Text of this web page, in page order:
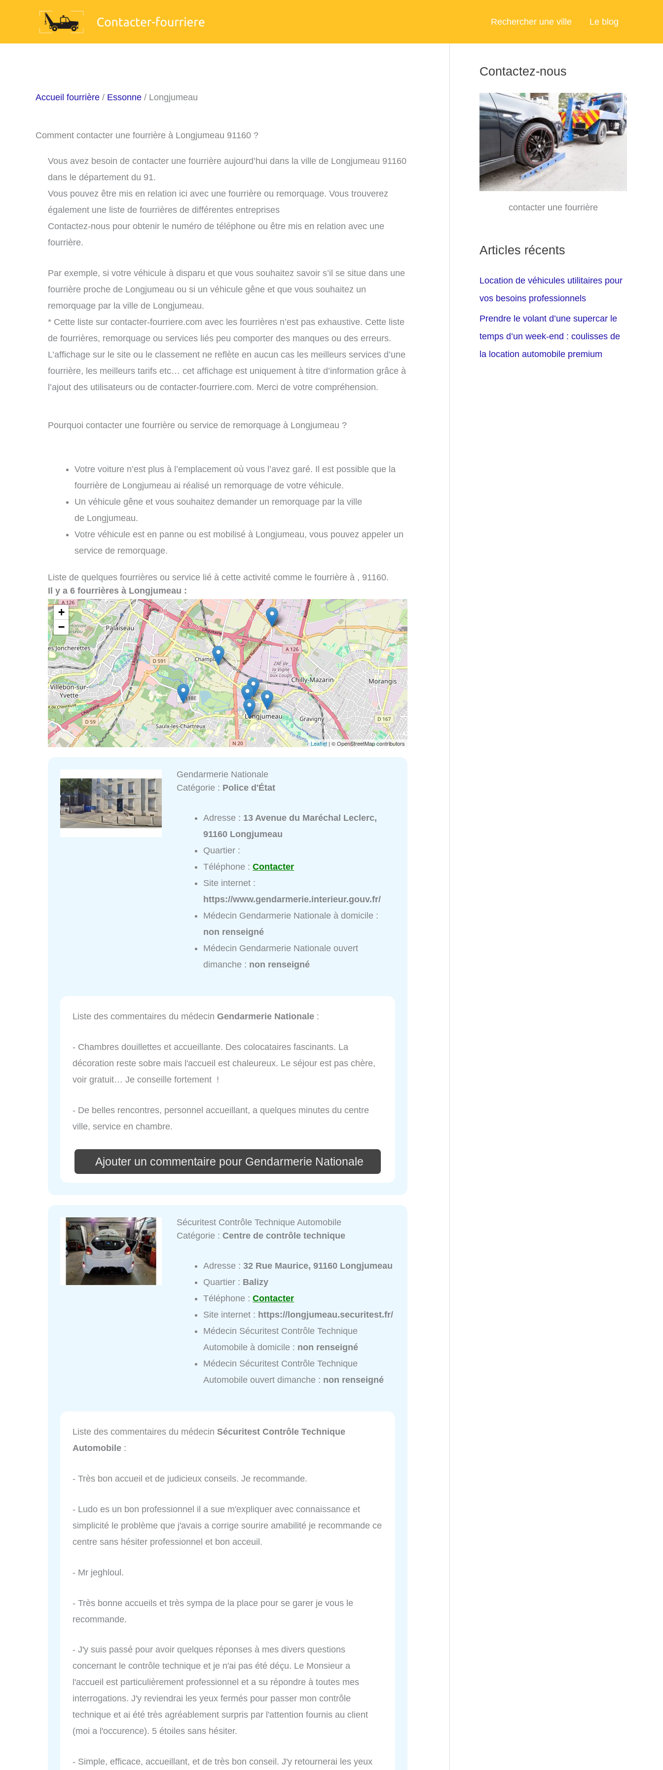
Rechercher une ville Le blog
Accueil fourrière / Essonne / Longjumeau
Comment contacter une fourrière à Longjumeau 91160 ?
Vous avez besoin de contacter une fourrière aujourd’hui dans la ville de Longjumeau 91160
dans le département du 91.
Vous pouvez être mis en relation ici avec une fourrière ou remorquage. Vous trouverez
également une liste de fourrières de différentes entreprises
Contactez-nous pour obtenir le numéro de téléphone ou être mis en relation avec une
fourrière.
Par exemple, si votre véhicule à disparu et que vous souhaitez savoir s’il se situe dans une
fourrière proche de Longjumeau ou si un véhicule gêne et que vous souhaitez un
remorquage par la ville de Longjumeau.
* Cette liste sur contacter-fourriere.com avec les fourrières n’est pas exhaustive. Cette liste
de fourrières, remorquage ou services liés peu comporter des manques ou des erreurs.
L’affichage sur le site ou le classement ne reflète en aucun cas les meilleurs services d’une
fourrière, les meilleurs tarifs etc… cet affichage est uniquement à titre d’information grâce à
l’ajout des utilisateurs ou de contacter-fourriere.com. Merci de votre compréhension.
Pourquoi contacter une fourrière ou service de remorquage à Longjumeau ?
Votre voiture n’est plus à l’emplacement où vous l’avez garé. Il est possible que la
fourrière de Longjumeau ai réalisé un remorquage de votre véhicule.
Un véhicule gêne et vous souhaitez demander un remorquage par la ville
de Longjumeau.
Votre véhicule est en panne ou est mobilisé à Longjumeau, vous pouvez appeler un
service de remorquage.
Liste de quelques fourrières ou service lié à cette activité comme le fourrière à , 91160.
Il y a 6 fourrières à Longjumeau :
+
−
Leaflet | © OpenStreetMap contributors
Gendarmerie Nationale
Catégorie : Police d'État
Adresse : 13 Avenue du Maréchal Leclerc,
91160 Longjumeau
Quartier :
Téléphone :Contacter
Site internet :
https://www.gendarmerie.interieur.gouv.fr/
Médecin Gendarmerie Nationale à domicile :
non renseigné
Médecin Gendarmerie Nationale ouvert
dimanche : non renseigné
Liste des commentaires du médecin Gendarmerie Nationale :
- Chambres douillettes et accueillante. Des colocataires fascinants. La
décoration reste sobre mais l'accueil est chaleureux. Le séjour est pas chère,
voir gratuit… Je conseille fortement !
- De belles rencontres, personnel accueillant, a quelques minutes du centre
ville, service en chambre.
Ajouter un commentaire pour Gendarmerie Nationale
Sécuritest Contrôle Technique Automobile
Catégorie :Centre de contrôle technique
Adresse :32 Rue Maurice, 91160 Longjumeau
Quartier : Balizy
Téléphone :Contacter
Site internet : https://longjumeau.securitest.fr/
Médecin Sécuritest Contrôle Technique
Automobile à domicile : non renseigné
Médecin Sécuritest Contrôle Technique
Automobile ouvert dimanche : non renseigné
Liste des commentaires du médecin Sécuritest Contrôle Technique
Automobile :
- Très bon accueil et de judicieux conseils. Je recommande.
- Ludo es un bon professionnel il a sue m'expliquer avec connaissance et
simplicité le problème que j'avais a corrige sourire amabilité je recommande ce
centre sans hésiter professionnel et bon acceuil.
- Mr jeghloul.
- Très bonne accueils et très sympa de la place pour se garer je vous le
recommande.
- J'y suis passé pour avoir quelques réponses à mes divers questions
concernant le contrôle technique et je n'ai pas été déçu. Le Monsieur a
l'accueil est particulièrement professionnel et a su répondre à toutes mes
interrogations. J'y reviendrai les yeux fermés pour passer mon contrôle
technique et ai été très agréablement surpris par l'attention fournis au client
(moi a l'occurence). 5 étoiles sans hésiter.
- Simple, efficace, accueillant, et de très bon conseil. J'y retournerai les yeux
Contactez-nous
contacter une fourrière
Articles récents
Location de véhicules utilitaires pour
vos besoins professionnels
Prendre le volant d’une supercar le
temps d’un week-end : coulisses de
la location automobile premium